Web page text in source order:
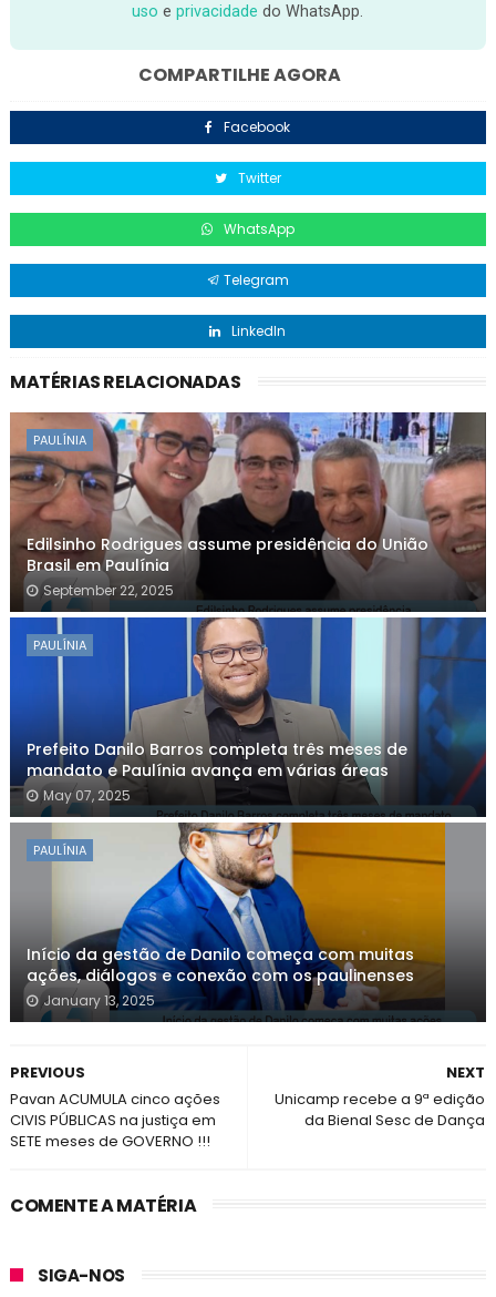
uso eprivacidade do WhatsApp.
COMPARTILHE AGORA
Facebook
Twitter
WhatsApp
Telegram
LinkedIn
MATÉRIAS RELACIONADAS
PAULÍNIA
Edilsinho Rodrigues assume presidência do União
Brasil em Paulínia
September 22, 2025
PAULÍNIA
Prefeito Danilo Barros completa três meses de
mandato e Paulínia avança em várias áreas
May 07, 2025
PAULÍNIA
Início da gestão de Danilo começa com muitas
ações, diálogos e conexão com os paulinenses
January 13, 2025
NEXT
Unicamp recebe a 9ª edição
da Bienal Sesc de Dança
PREVIOUS
Pavan ACUMULA cinco ações
CIVIS PÚBLICAS na justiça em
SETE meses de GOVERNO !!!
COMENTE A MATÉRIA
SIGA-NOS